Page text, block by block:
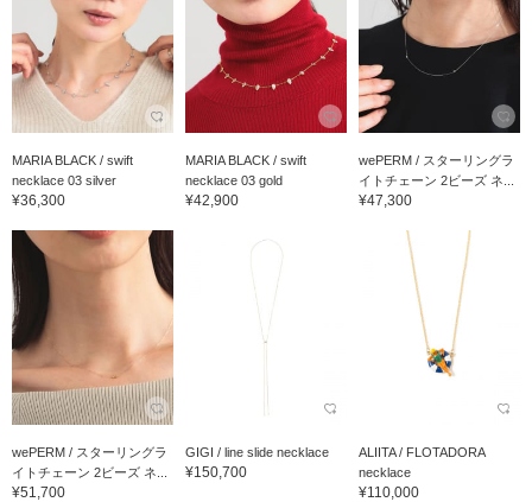
MARIA BLACK / swift
necklace 03 silver
¥36,300
MARIA BLACK / swift
necklace 03 gold
¥42,900
wePERM / スターリングラ
イトチェーン 2ビーズ ネ...
¥47,300
wePERM / スターリングラ
イトチェーン 2ビーズ ネ...
¥51,700
GIGI / line slide necklace
¥150,700
ALIITA / FLOTADORA
necklace
¥110,000